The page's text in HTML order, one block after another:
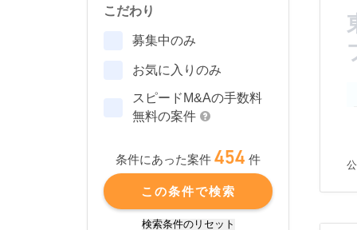
こだわり
募集中のみ
お気に入りのみ
スピードM&Aの手数料
無料の案件
条件にあった案件 454 件
この条件で検索
検索条件のリセット